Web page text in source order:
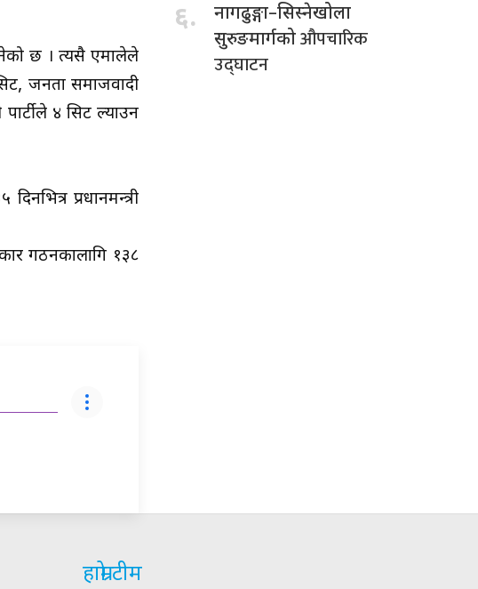
छ । त्यसै एमालेले
सिट, जनता समाजवादी
४ सिट ल्याउन
प्रधानमन्त्री
गठनकालागि १३८
६.
नागढुङ्गा–सिस्नेखोला
सुरुङमार्गकोऔपचारिक
उद्घाटन
हाम्रो टीम